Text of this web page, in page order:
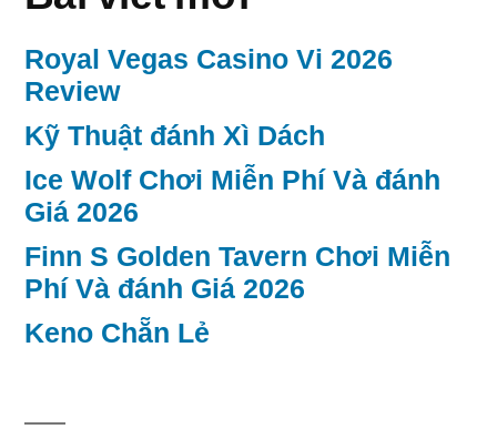
chọn
sản
phẩm
Royal Vegas Casino Vi 2026
Review
Kỹ Thuật đánh Xì Dách
Ice Wolf Chơi Miễn Phí Và đánh
Giá 2026
Finn S Golden Tavern Chơi Miễn
Phí Và đánh Giá 2026
Keno Chẵn Lẻ